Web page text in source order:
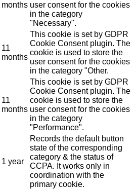
months user consent for the cookies
in the category
"Necessary".
11
months
This cookie is set by GDPR
Cookie Consent plugin. The
cookie is used to store the
user consent for the cookies
in the category "Other.
11
months
This cookie is set by GDPR
Cookie Consent plugin. The
cookie is used to store the
user consent for the cookies
in the category
"Performance".
1 year
Records the default button
state of the corresponding
category & the status of
CCPA. It works only in
coordination with the
primary cookie.